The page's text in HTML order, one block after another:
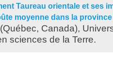
Taureau orientale et ses
moyenne dans la
Canada),
sciences de la Terre.